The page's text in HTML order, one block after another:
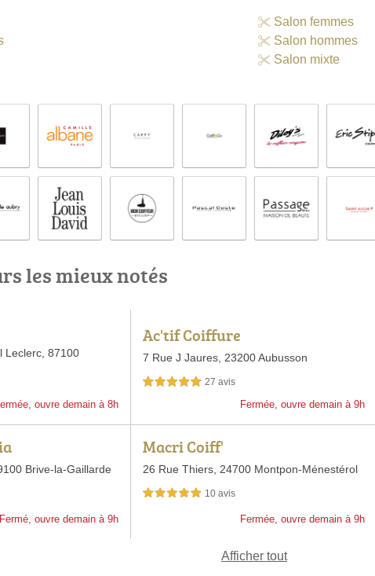
Salon femmes
Salon hommes
Salon mixte
les mieux notés
Leclerc, 87100
ouvre demain à 8h
Ac'tif Coiffure
7 Rue J Jaures, 23200 Aubusson
5,0 étoiles sur 5 27 avis
Fermée, ouvre demain à 9h
Brive-la-Gaillarde
Fermé, ouvre demain à 9h
Macri Coiff'
26 Rue Thiers, 24700 Montpon-Ménestérol
5,0 étoiles sur 5 10 avis
Fermée, ouvre demain à 9h
Afficher tout